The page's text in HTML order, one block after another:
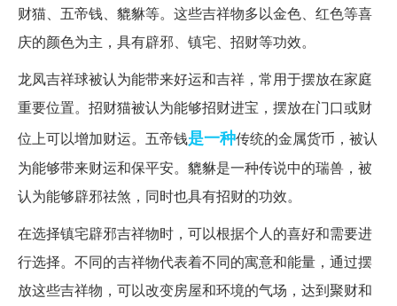
财猫、五帝钱、貔貅等。这些吉祥物多以金色、红色等喜
庆的颜色为主，具有辟邪、镇宅、招财等功效。
龙凤吉祥球被认为能带来好运和吉祥，常用于摆放在家庭
重要位置。招财猫被认为能够招财进宝，摆放在门口或财
位上可以增加财运。五帝钱是一种传统的金属货币，被认
为能够带来财运和保平安。貔貅是一种传说中的瑞兽，被
认为能够辟邪祛煞，同时也具有招财的功效。
在选择镇宅辟邪吉祥物时，可以根据个人的喜好和需要进
行选择。不同的吉祥物代表着不同的寓意和能量，通过摆
放这些吉祥物，可以改变房屋和环境的气场，达到聚财和